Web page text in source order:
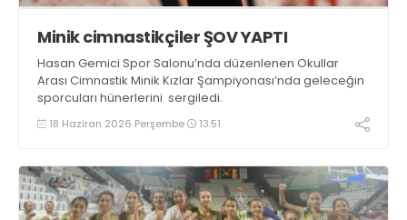
Minik cimnastikçiler ŞOV YAPTI
Hasan Gemici Spor Salonu’nda düzenlenen Okullar
Arası Cimnastik Minik Kızlar Şampiyonası’nda geleceğin
sporcuları hünerlerini sergiledi.
18 Haziran 2026 Perşembe 13:51